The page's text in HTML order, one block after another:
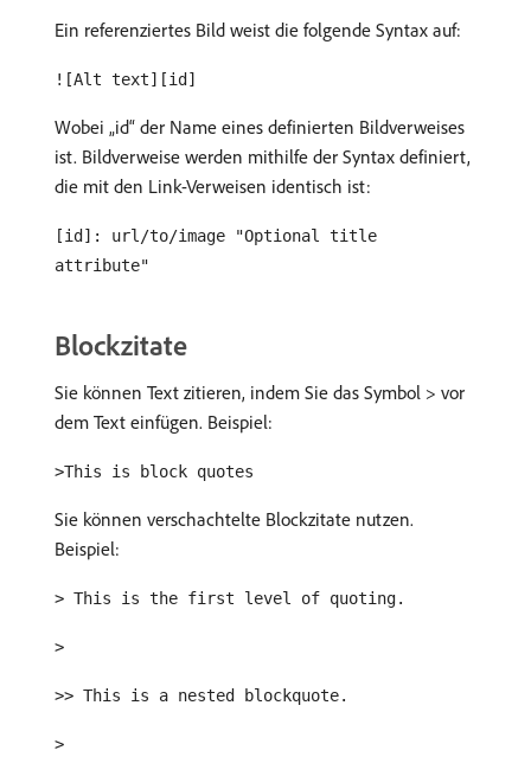
Ein referenziertes Bild weist die folgende Syntax auf:
![Alt text][id]
Wobei „id“ der Name eines definierten Bildverweises
ist. Bildverweise werden mithilfe der Syntax definiert,
die mit den Link-Verweisen identisch ist:
[id]: url/to/image "Optional title
attribute"
Blockzitate
Sie können Text zitieren, indem Sie das Symbol > vor
dem Text einfügen. Beispiel:
>This is block quotes
Sie können verschachtelte Blockzitate nutzen.
Beispiel:
> This is the first level of quoting.
>
>> This is a nested blockquote.
>